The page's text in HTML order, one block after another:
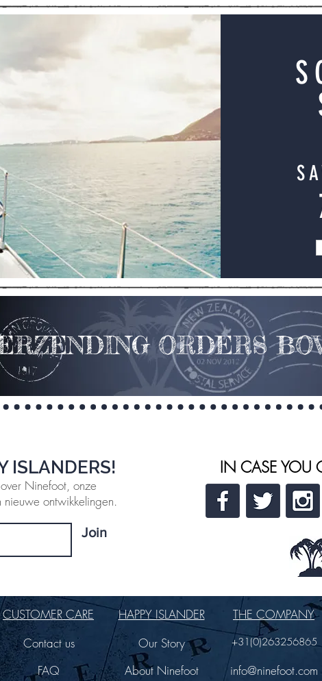
ORDERS
ISLANDERS!
Ninefoot, onze
ontwikkelingen.
Join
IN CASE YOU
CUSTOMER CARE HAPPY ISLANDER
THE COMPANY
Contact us
FAQ
Our Story
About Ninefoot
+31(0)263256865
info@ninefoot.com